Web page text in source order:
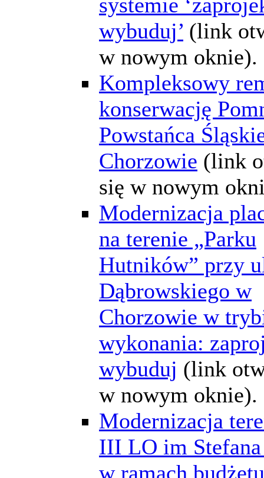
wybuduj’ (link
w nowym oknie).
Kompleksowy
konserwację
Powstańca
Chorzowie (link
się w nowym
Modernizacja
na terenie „Parku
Hutników” przy
Dąbrowskiego w
Chorzowie w
wykonania:
wybuduj (link
w nowym oknie).
Modernizacja
III LO im
w ramach budżetu